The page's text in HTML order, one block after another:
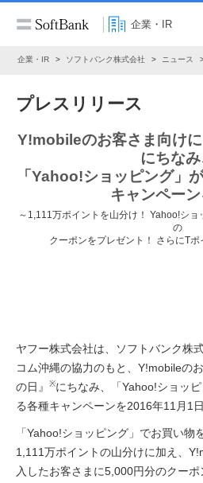
企業・IR
企業・IR ソフトバンク株式会社 ニュース
プレスリリース
Y!mobileのお客さま向けに
にちなみ
「Yahoo!ショッピング」
キャンペー
～1,111万ポイントを山分け！ Yahoo!シ
の
クーポンをプレゼント！ さらにT
ヤフー株式会社は、ソフトバンク株
コム沖縄の協力のもと、Y!mobileの
の日』
※にちなみ、「Yahoo!ショッ
る各種キャンペーンを2016年11月1
「Yahoo!ショッピング」でお買い
1,111万ポイントの山分けに加え、
入したお客さまに5,000円分のクー